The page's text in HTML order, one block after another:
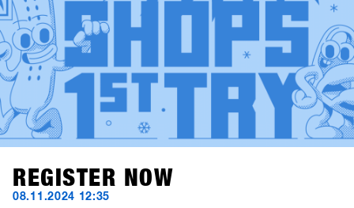
REGISTER NOW
08.11.2024 12:35